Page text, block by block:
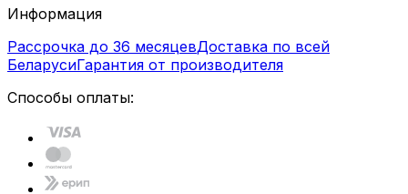
Информация
Рассрочка до 36 месяцевДоставка по всей
БеларусиГарантия от производителя
Способы оплаты: